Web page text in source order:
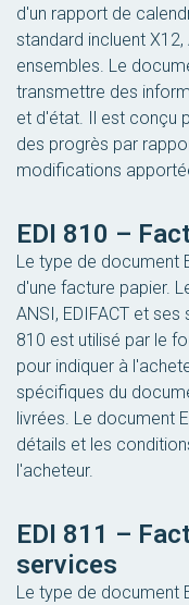
d'un rapport de
standard incluent X12,
ensembles. Le
transmettre des
et d'état. Il est conçu
des progrès par
modifications
EDI 810 –
Le type de document
d'une facture papier.
ANSI, EDIFACT et
810 est utilisé par le
pour indiquer à
spécifiques du
livrées. Le document
détails et les
l'acheteur.
EDI 811 –
services
Le type de document